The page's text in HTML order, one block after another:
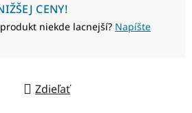
CENY!
niekde lacnejší? Napíšte
Zdieľať